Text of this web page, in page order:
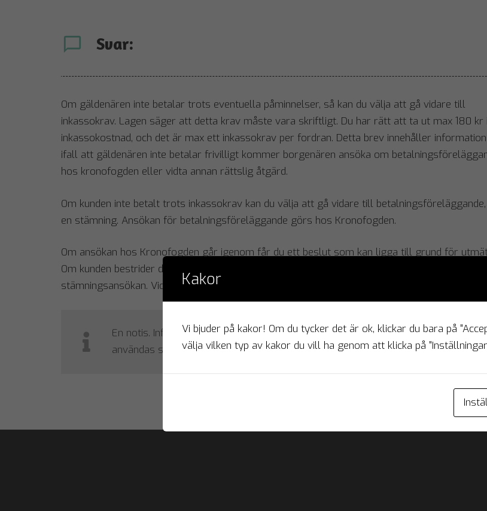
chat_bubble_outline Svar:
Om gäldenären inte betalar trots eventuella påminnelser, så kan du välja att gå vidare till
inkassokrav. Lagen säger att detta krav måste vara skriftligt. Du har rätt att ta ut max 180 kr i
inkassokostnad, och det är max ett inkassokrav per fordran. Detta brev innehåller
ifall att gäldenären inte betalar frivilligt kommer borgenären ansöka om
hos kronofogden eller vidta annan rättslig åtgärd.
Om kunden inte betalt trots inkassokrav kan du välja att gå vidare till
en stämning. Ansökan för betalningsföreläggande görs hos Kronofogden.
Om ansökan hos Kronofogden går igenom får du ett beslut som kan ligga till grund för
Om kunden bestrider detta, kan du begära att ärendet överförs till tingsrätten och lämna in en
stämningsansökan. Vid rätt i domstol kan domen ligga som grund för utmätning.
En notis. Informationen på denna sida bör inte betraktas som juridisk rådgivning
användas som sådan.
Kakor
Vi bjuder på kakor! Om du tycker det är ok, klickar du bara på
välja vilken typ av kakor du vill ha genom att klicka på